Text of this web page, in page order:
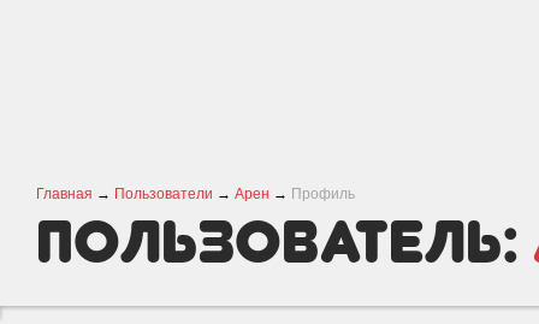
Главная → Пользователи → Арен → Профиль
пользователь: